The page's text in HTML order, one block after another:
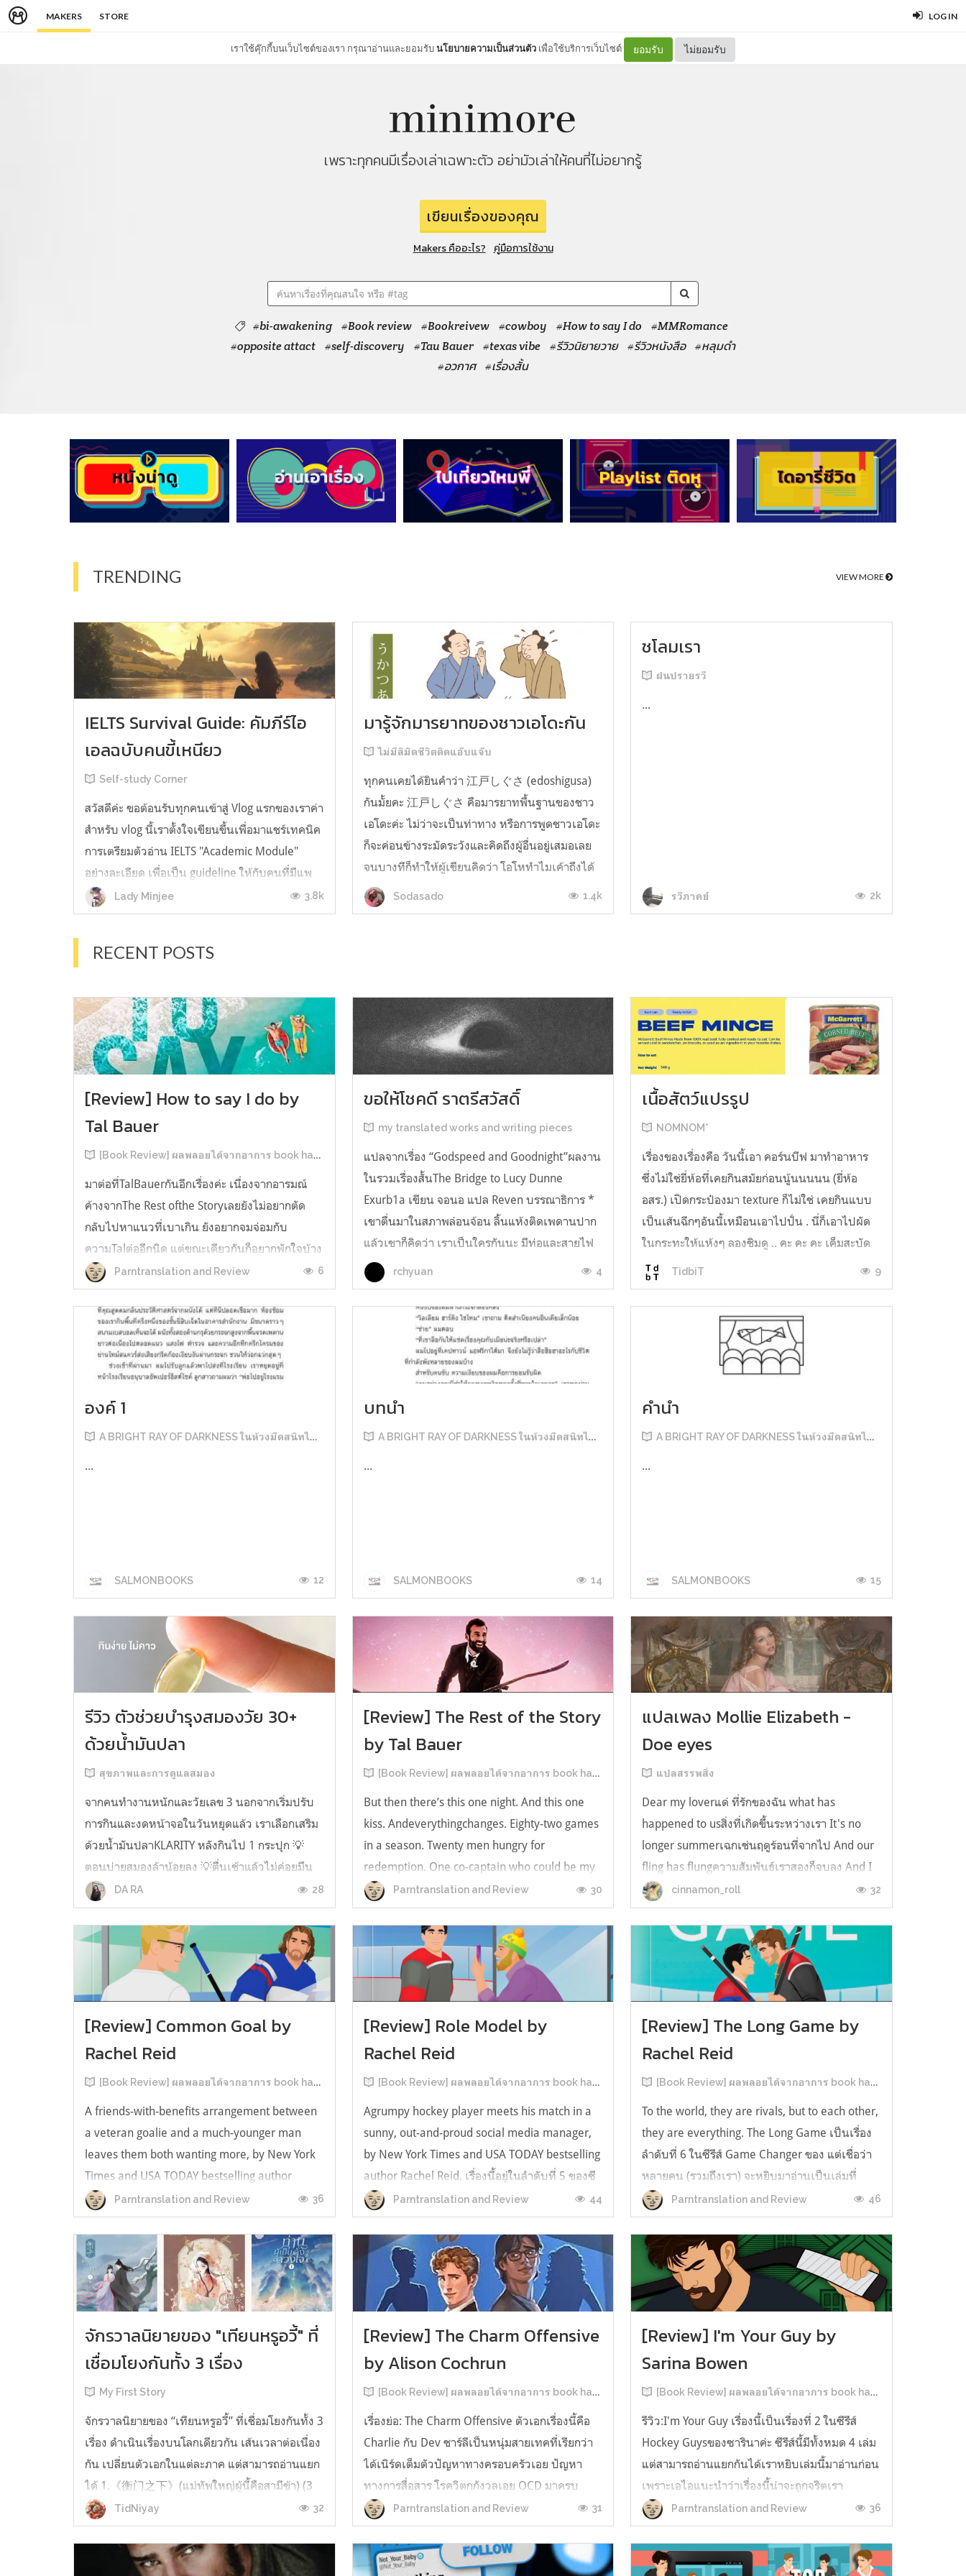
MAKERS STORE LOG IN
เราใช้คุ๊กกี้บนเว็บไซต์ของเรา กรุณาอ่านและยอมรับนโยบายความเป็นส่วนตัว เพื่อใช้บริการเว็บไซต์ ยอมรับ ไม่ยอมรับ
เพราะทุกคนมีเรื่องเล่าเฉพาะตัว อย่ามัวเล่าให้คนที่ไม่อยากรู้
เขียนเรื่องของคุณ
Makers คืออะไร? คู่มือการใช้งาน
#bi-awakening #Book review #Bookreivew #cowboy #How to say I do
#MMRomance
#opposite attact
#self-discovery #Tau Bauer #texas vibe #รีวิวนิยายวาย #รีวิวหนังสือ
#หลุมดำ
#อวกาศ
#เรื่องสั้น
TRENDING VIEW MORE
IELTS Survival Guide: คัมภีร์ไอ
เอลฉบับคนขี้เหนียว
Self-study Corner
สวัสดีค่ะ ขอต้อนรับทุกคนเข้าสู่ Vlog แรกของเราค่า
สำหรับ vlog นี้เราตั้งใจเขียนขึ้นเพื่อมาแชร์เทคนิค
การเตรียมตัวอ่าน IELTS "Academic Module"
อย่างละเอียด เพื่อเป็น guideline ให้กับคนที่มีแพ
ลนจะสอบแต่ไม่รู้ต้องเริ่มตรงไหน หรืออยากจะได้
ข้อมูลเพิ่มเติมมาเสริมความมั่นใจจากที่ตัวเองเรียน
Lady Minjee 3.8k
มารู้จักมารยาทของชาวเอโดะกัน
ไม่มีลิมิตชีวิตติดแอ๊บแจ๊บ
ทุกคนเคยได้ยินคำว่า 江戸しぐさ (edoshigusa)
กันมั้ยคะ 江戸しぐさ คือมารยาทพื้นฐานของชาว
เอโดะค่ะ ไม่ว่าจะเป็นท่าทาง หรือการพูดชาวเอโดะ
ก็จะค่อนข้างระมัดระวังและคิดถึงผู้อื่นอยู่เสมอเลย
จนบางทีก็ทำให้ผู้เขียนคิดว่า โอโหทำไมเค้าถึงได้
คิดถึงคนอื่นได้ขนาดนี้นะอยากรู้มั้ยคะว่าชาวเอโดะ
มารยาทดีขนาดไหน มาลองอ่านกันได้เ...
Sodasado 1.4k
ชโลมเรา
ฝนปรายรวี
...
รวีภาคย์ 2k
RECENT POSTS
[Review] How to say I do by
Tal Bauer
[Book Review] ผลพลอยได้จากอาการ book hangover หลังอ่านสารพัน MM Romance
มาต่อที่TalBauerกันอีกเรื่องค่ะ เนื่องจากอารมณ์
ค้างจากThe Rest ofthe Storyเลยยังไม่อยากตัด
กลับไปหาแนวที่เบาเกิน ยังอยากจมจ่อมกับ
ความTalต่ออีกนิด แต่ขณะเดียวกันก็อยากพักใจบ้าง
เลยหยิบแนวโรแมนติกดราม่าจ๋าๆอย่างเรื่องนี้ขึ้น
มาชิมดู โดยคิดว่าปมมันไม่น่าหนักเท่าThe
Restมั้ง??? 😂เรื่องย่อ: Noël หนุ่ม PR จ...
Parntranslation and Review 6
ขอให้โชคดี ราตรีสวัสดิ์
my translated works and writing pieces
แปลจากเรื่อง “Godspeed and Goodnight”ผลงาน
ในรวมเรื่องสั้นThe Bridge to Lucy Dunne
Exurb1a เขียน จอนอ แปล Reven บรรณาธิการ *
เขาตื่นมาในสภาพล่อนจ้อน ลิ้นแห้งติดเพดานปาก
แล้วเขาก็คิดว่า เราเป็นใครกันนะ มีท่อและสายไฟ
อยู่ในตัว เกิดความรู้สึกอยากฉี่ และแม้ตัวเขาจะ
เหยียดตรง ก็มีแต่ความมืดมิดอยู่เบื้องหน้...
rchyuan 4
เนื้อสัตว์แปรรูป
NOMNOM*
เรื่องของเรื่องคือ วันนี้เอา คอร์นบีฟ มาทำอาหาร
ซึ่งไม่ใช่ยี่ห้อที่เคยกินสมัยก่อนนู้นนนนน (ยี่ห้อ
อสร.) เปิดกระป๋องมา texture ก็ไม่ใช่ เคยกินแบบ
เป็นเส้นฉีกๆอันนี้เหมือนเอาไปปั่น . นี่ก็เอาไปผัด
ในกระทะให้แห้งๆ ลองชิมดู .. คะ คะ คะ เค็มสะบัด
O o" ... แบบใช้โควต้ากินโซเดียมทั้งสัปดาห์
ต้องหาผักนึ่ง ...
TidbiT 9
องค์ 1
A BRIGHT RAY OF DARKNESS ในห้วงมืดสนิทไม่มิดแสง
...
SALMONBOOKS 12
บทนำ
A BRIGHT RAY OF DARKNESS ในห้วงมืดสนิทไม่มิดแสง
...
SALMONBOOKS 14
คำนำ
A BRIGHT RAY OF DARKNESS ในห้วงมืดสนิทไม่มิดแสง
...
SALMONBOOKS 15
รีวิว ตัวช่วยบำรุงสมองวัย 30+
ด้วยน้ำมันปลา
สุขภาพและการดูแลสมอง
จากคนทำงานหนักและวัยเลข 3 นอกจากเริ่มปรับ
การกินและงดหน้าจอในวันหยุดแล้ว เราเลือกเสริม
ด้วยน้ำมันปลาKLARITY หลังกินไป 1 กระปุก 💡
ตอนบ่ายสมองล้าน้อยลง 💡ตื่นเช้าแล้วไม่ค่อยมึน
หัว 💡ไอเดียไม่ตัน ยิ่งทำงานสาย Content แนะนำ
ว่าควรมี ชอบตรงที่ไม่มีกลิ่นคาวเลย กินง่ายสุด
ตั้งแต่เคยกินน้ำมันปลามาเลย ใครที่เคยกิ...
DA RA 28
[Review] The Rest of the Story
by Tal Bauer
[Book Review] ผลพลอยได้จากอาการ book hangover หลังอ่านสารพัน MM Romance
But then there’s this one night. And this one
kiss. Andeverythingchanges. Eighty-two games
in a season. Twenty men hungry for
redemption. One co-captain who could be my
forever. This is the rest of the story. หลังอ่าน
แบบฟีลกู้ดติดๆ กันแล้ว เลยอยากได้ความแสบ
ทรวงในชีวิตบ้าง (หาเรื่อง!) เล่มนี้คู่หูเอ...
Parntranslation and Review 30
แปลเพลง Mollie Elizabeth -
Doe eyes
แปลสรรพสิ่ง
Dear my loverแด่ ที่รักของฉัน what has
happened to usสิ่งที่เกิดขึ้นระหว่างเรา It's no
longer summerเฉกเช่นฤดูร้อนที่จากไป And our
fling has flungความสัมพันธ์เราสองก็จบลง And I
still spin your recordsแต่ฉันยังเล่นเพลงโปรดของ
คุณบนแผ่นเสียงไวนิล And You still feel like
homeในใจฉัน ตัวตนคุณก็ยังอบอ...
cinnamon_roll 32
[Review] Common Goal by
Rachel Reid
[Book Review] ผลพลอยได้จากอาการ book hangover หลังอ่านสารพัน MM Romance
A friends-with-benefits arrangement between
a veteran goalie and a much-younger man
leaves them both wanting more, by New York
Times and USA TODAY bestselling author
Rachel Reid. เป็นเรื่องลำดับที่ 4ในซีรีส์ Game
Changer และเป็นเล่มที่ 4 ที่เราหยิบมาอ่าน ใน
ที่สุดลำดับเรื่องกับลำดับที่หยิบอ่านก็ตรงกั...
Parntranslation and Review 36
[Review] Role Model by
Rachel Reid
[Book Review] ผลพลอยได้จากอาการ book hangover หลังอ่านสารพัน MM Romance
Agrumpy hockey player meets his match in a
sunny, out-and-proud social media manager,
by New York Times and USA TODAY bestselling
author Rachel Reid. เรื่องนี้อยู่ในลำดับที่ 5 ของซี
รีส์ Game Changer แต่เป็นเรื่องที่ 3 ที่เราหยิบมา
อ่าน เพราะเห็นว่าเป็นเรื่องในไทม์ไลน์เดียวกันกับ
TheLong Game ประกอบกั...
Parntranslation and Review 44
[Review] The Long Game by
Rachel Reid
[Book Review] ผลพลอยได้จากอาการ book hangover หลังอ่านสารพัน MM Romance
To the world, they are rivals, but to each other,
they are everything. The Long Game เป็นเรื่อง
ลำดับที่ 6 ในซีรีส์ Game Changer ของ แต่เชื่อว่า
หลายคน (รวมถึงเรา) จะหยิบมาอ่านเป็นเล่มที่
2หลังจากอ่าน Heated Rivalry มา555 เรื่องย่อ:
The Long Game เล่ม Long Game นี่จะเป็น
ประมาณ2 ปีหลังจาก HR จะดำเนินเ...
Parntranslation and Review 46
จักรวาลนิยายของ "เทียนหรูอวี้" ที่
เชื่อมโยงกันทั้ง 3 เรื่อง
My First Story
จักรวาลนิยายของ “เทียนหรูอวี้” ที่เชื่อมโยงกันทั้ง 3
เรื่อง ดำเนินเรื่องบนโลกเดียวกัน เส้นเวลาต่อเนื่อง
กัน เปลี่ยนตัวเอกในแต่ละภาค แต่สามารถอ่านแยก
ได้ 1.《衡门之下》(แม่ทัพใหญ่ผู้นี้คือสามีข้า) (3
เล่มจบ) เป็นเรื่องที่เกิดก่อน เล่าเรื่องของ ฝูถิง กับ
หลี่ชีฉือ ที่ต้องแต่งงานกันก่อนจะใช้ชีวิตห่างไกล
TidNiyay 32
[Review] The Charm Offensive
by Alison Cochrun
[Book Review] ผลพลอยได้จากอาการ book hangover หลังอ่านสารพัน MM Romance
เรื่องย่อ: The Charm Offensive ตัวเอกเรื่องนี้คือ
Charlie กับ Dev ชาร์ลีเป็นหนุ่มสายเทคที่เรียกว่า
ได้เนิร์ดเต็มตัวปัญหาทางครอบครัวเอย ปัญหา
ทางการสื่อสาร โรควิตกกังวลเอย OCD มาครบ
เรียกได้ว่าครบองค์ประกอบความโอตะ เขาทั้งไม่
เชื่อในรักแท้ ไม่เคยมีความสัมพันธ์ในเชิงโรแมนติก
กับใคร หรืออาจเรียกว่าไม่เคยรู...
Parntranslation and Review 31
[Review] I'm Your Guy by
Sarina Bowen
[Book Review] ผลพลอยได้จากอาการ book hangover หลังอ่านสารพัน MM Romance
รีวิว:I'm Your Guy เรื่องนี้เป็นเรื่องที่ 2 ในซีรีส์
Hockey Guysของซารินาค่ะ ซีรีส์นี้มีทั้งหมด 4 เล่ม
แต่สามารถอ่านแยกกันได้เราหยิบเล่มนี้มาอ่านก่อน
เพราะเอไอแนะนำว่าเรื่องนี้น่าจะถูกจริตเรา
มากกว่า555 เรื่องนี้เป็นเรื่องราวของ TOMMASO
นักกีฬาฮอกกี้ NHL กับ Carter มัณฑนากรมือฉมัง
ทอมมาโซเพิ่งโดนเทร...
Parntranslation and Review 36